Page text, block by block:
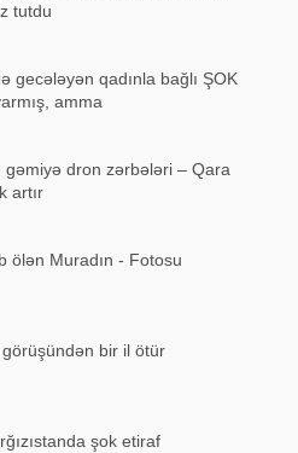
tutdu
gecələyən qadınla bağlı ŞOK
amma
gəmiyə dron zərbələri – Qara
artır
ölən Muradın - Fotosu
bir il ötür
şok etiraf